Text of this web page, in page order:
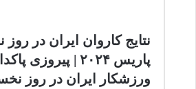
نتایج کاروان ایران در
پاریس ۲۰۲۴ |
ورزشکار ایران در روز